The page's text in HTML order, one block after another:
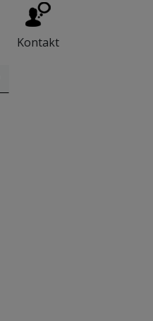
Kontakt